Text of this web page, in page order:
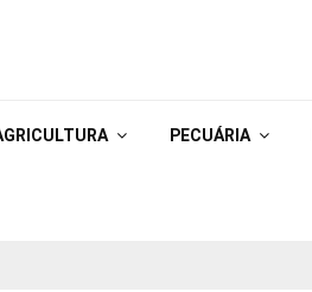
PECUÁRIA